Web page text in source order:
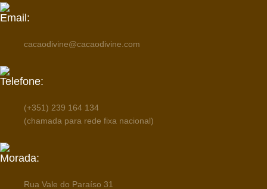
Email:
cacaodivine@cacaodivine.com
Telefone:
(+351) 239 164 134
(chamada para rede fixa nacional)
Morada:
Rua Vale do Paraíso 31